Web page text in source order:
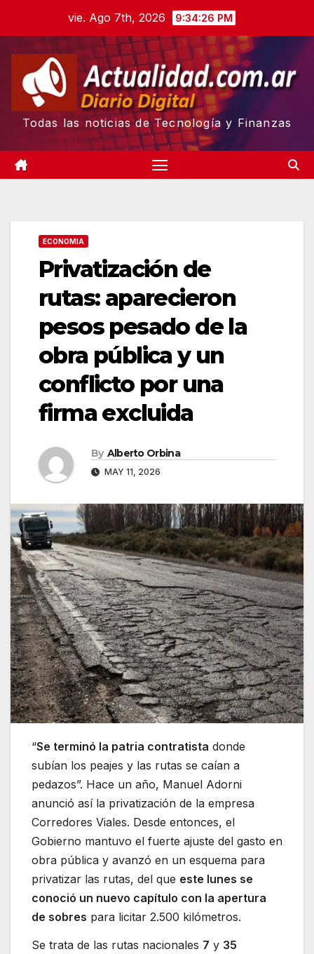
content
vie. Ago 7th, 2026 9:34:27 PM
Todas las noticias de Tecnología y Finanzas
ECONOMIA
Privatización de
rutas: aparecieron
pesos pesado de la
obra pública y un
conflicto por una
firma excluida
By Alberto Orbina
MAY 11, 2026
“Se terminó la patria contratista donde
subían los peajes y las rutas se caían a
pedazos”. Hace un año, Manuel Adorni
anunció así la privatización de la empresa
Corredores Viales. Desde entonces, el
Gobierno mantuvo el fuerte ajuste del gasto en
obra pública y avanzó en un esquema para
privatizar las rutas, del que este lunes se
conoció un nuevo capítulo con la apertura
de sobres para licitar 2.500 kilómetros.
Se trata de las rutas nacionales 7 y 35